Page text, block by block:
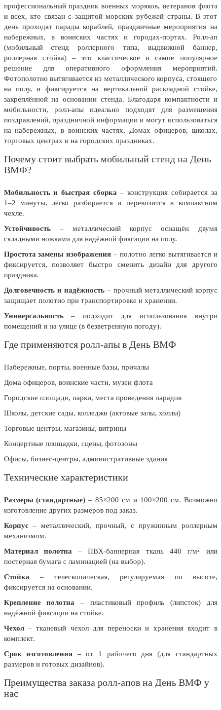
5 декабря, День начала
контрнаступления советских войск
9 декабря, Международный день
борьбы с коррупцией
9 декабря, День Героев Отечества
12 декабря, День конституции РФ
20 декабря, День работника органов
безопасности
Новогоднее оформление
Рождество Христово
19 января, Крещение Господне
25 января, Татьянин день
14 февраля, День Святого
15 февраля, День памяти о
россиянах...
23 февраля, День защитника
1 марта, День Бабушек
8 марта, Международный женский
день
27 марта, День театра
Апрель, Месячник по
благоустройству
апреля)
Светлая Пасха
12 апреля, День космонавтики
18 апреля, Дни исторического и
6 мая, День герба и флага города
Москвы
9 мая, День Победы
письменности и культуры
1 июня, День защиты детей
8 июня, День социального работника
День медицинского работника
22 июня, День памяти и скорби
Выпускной для школ и ВУЗов
29 июня, День партизан и
профессиональный праздник военных моряков, ветеранов флота
и всех, кто связан с защитой морских рубежей страны. В этот
день проходят парады кораблей, праздничные мероприятия на
набережных, в воинских частях и городах-портах. Ролл-ап
(мобильный стенд роллерного типа, выдвижной баннер,
роллерная стойка) – это классическое и самое популярное
решение для оперативного оформления мероприятий.
Фотополотно вытягивается из металлического корпуса, стоящего
на полу, и фиксируется на вертикальной раскладной стойке,
закреплённой на основании стенда. Благодаря компактности и
мобильности, ролл-апы идеально подходят для размещения
поздравлений, праздничной информации и могут использоваться
на набережных, в воинских частях, Домах офицеров, школах,
торговых центрах и на городских праздниках.
Почему стоит выбрать мобильный стенд на День
ВМФ?
Мобильность и быстрая сборка – конструкция собирается за
1–2 минуты, легко разбирается и перевозится в компактном
чехле.
Устойчивость– металлический корпус оснащён двумя
складными ножками для надёжной фиксации на полу.
Простота замены изображения – полотно легко вытягивается и
фиксируется, позволяет быстро сменить дизайн для другого
праздника.
Долговечность и надёжность– прочный металлический корпус
защищает полотно при транспортировке и хранении.
Универсальность– подходит для использования внутри
помещений и на улице (в безветренную погоду).
Где применяются ролл-апы в День ВМФ
Набережные, порты, военные базы, причалы
Дома офицеров, воинские части, музеи флота
Городские площади, парки, места проведения парадов
Школы, детские сады, колледжи (актовые залы, холлы)
Торговые центры, магазины, витрины
Концертные площадки, сцены, фотозоны
Офисы, бизнес-центры, административные здания
Технические характеристики
Размеры (стандартные) – 85×200 см и 100×200 см. Возможно
изготовление других размеров под заказ.
Корпус– металлический, прочный, с пружинным роллерным
механизмом.
Материал полотна – ПВХ-баннерная ткань 440 г/м² или
постерная бумага с ламинацией (на выбор).
Стойка – телескопическая, регулируемая по высоте,
фиксируется на основании.
Крепление полотна – пластиковый профиль (липсток) для
надёжной фиксации на стойке.
Чехол– тканевый чехол для переноски и хранения входит в
комплект.
Срок изготовления – от 1 рабочего дня (для стандартных
размеров и готовых дизайнов).
Преимущества заказа ролл-апов на День ВМФ у
нас